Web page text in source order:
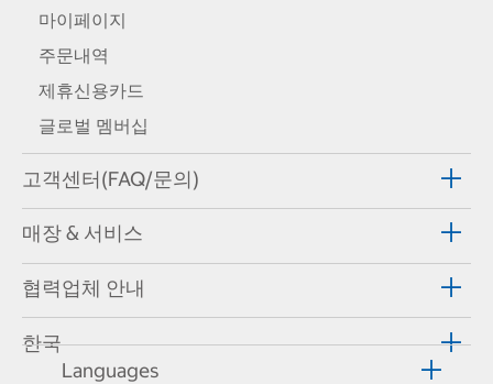
마이페이지
주문내역
제휴신용카드
글로벌 멤버십
고객센터(FAQ/문의)
매장 & 서비스
협력업체 안내
한국
Languages